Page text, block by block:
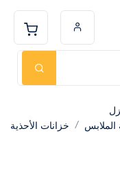
الملابس خزانات الأحذية